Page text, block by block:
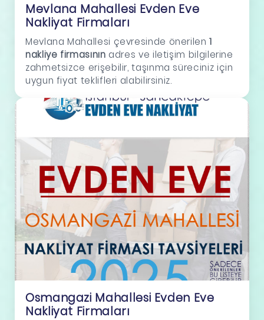
Mevlana Mahallesi Evden Eve
Nakliyat Firmaları
Mevlana Mahallesi çevresinde önerilen1
nakliye firmasının adres ve iletişim bilgilerine
zahmetsizce erişebilir, taşınma süreciniz için
uygun fiyat teklifleri alabilirsiniz.
Osmangazi Mahallesi Evden Eve
Nakliyat Firmaları